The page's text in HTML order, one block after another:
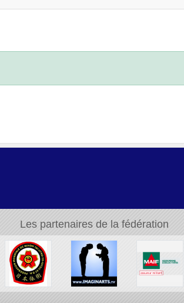
Les partenaires de la fédération